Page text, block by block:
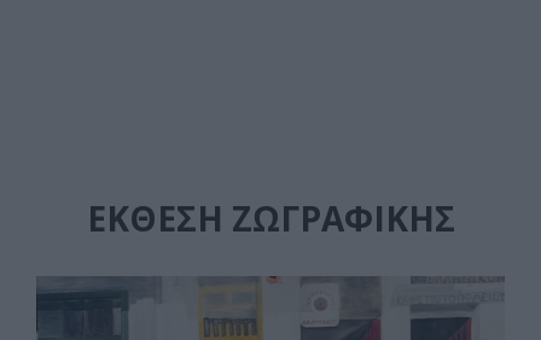
ΕΚΘΕΣΗ ΖΩΓΡΑΦΙΚΗΣ